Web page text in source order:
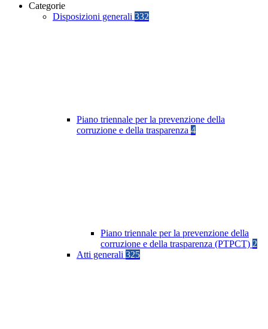
Categorie
Disposizioni generali 332
Piano triennale per la prevenzione della
corruzione e della trasparenza 4
Piano triennale per la prevenzione della
corruzione e della trasparenza (PTPCT) 2
Atti generali 325